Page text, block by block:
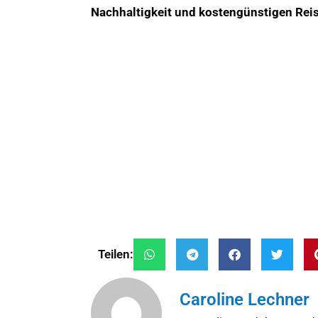
Nachhaltigkeit und kostengünstigen
Teilen:
Caroline Lechner